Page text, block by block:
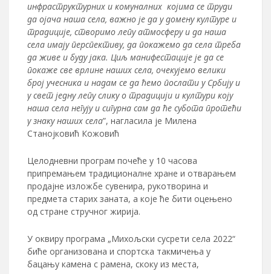
инфраструктурних и комуналних којима се труди
да ојача наша села, важно је да у домену културе и
традиције, створимо лепу атмосферу и да наша
села имају перспективу, да покажемо да села треба
да живе и буду јака. Циљ манифестације је да се
покаже све врлине наших села, очекујемо велики
број учесника и надам се да ћемо послати у Србију и
у свет једну лепу слику о традицији и култури коју
наша села негују и сигурна сам да ће субота протећи
у знаку наших села”, нагласила је Милена
Станојковић Кожовић
Целодневни програм почеће у 10 часова
припремањем традиционалне хране и отварањем
продајне изложбе сувенира, рукотворина и
предмета старих заната, а које ће бити оцењено
од стране стручног жирија.
У оквиру програма „Михољски сусрети села 2022“
биће организована и спортска такмичења у
бацању камена с рамена, скоку из места,